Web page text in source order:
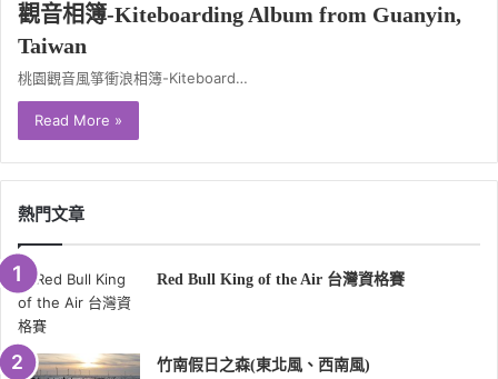
觀音相簿-Kiteboarding Album from Guanyin,
Taiwan
桃園觀音風箏衝浪相簿-Kiteboard…
Read More »
熱門文章
Red Bull King of the Air 台灣資格賽
竹南假日之森(東北風、西南風)